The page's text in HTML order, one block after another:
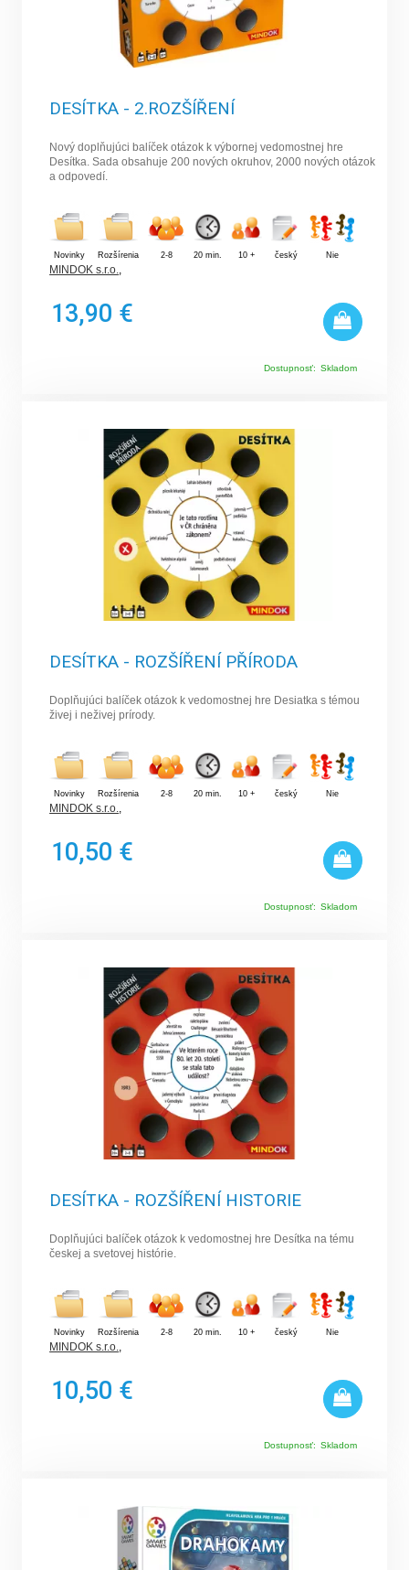
DESÍTKA - 2.ROZŠÍŘENÍ
Nový doplňujúci balíček otázok k výbornej vedomostnej hre
Desítka. Sada obsahuje 200 nových okruhov, 2000 nových otázok
a odpovedí.
Novinky Rozšírenia 2-8 20 min. 10 + český Nie
MINDOK s.r.o.
13,90 €
Dostupnosť: Skladom
DESÍTKA - ROZŠÍŘENÍ PŘÍRODA
Doplňujúci balíček otázok k vedomostnej hre Desiatka s témou
živej i neživej prírody.
Novinky Rozšírenia 2-8 20 min. 10 + český Nie
MINDOK s.r.o.
10,50 €
Dostupnosť: Skladom
DESÍTKA - ROZŠÍŘENÍ HISTORIE
Doplňujúci balíček otázok k vedomostnej hre Desítka na tému
českej a svetovej histórie.
Novinky Rozšírenia 2-8 20 min. 10 + český Nie
MINDOK s.r.o.,
10,50 €
Dostupnosť: Skladom